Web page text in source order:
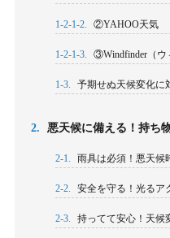
1-2-1-2. ②YAHOO天気
1-2-1-3. ③Windfinder（ウ
1-3. 予期せぬ天候変化に
2. 悪天候に備える！持ち
2-1. 雨具は必須！悪天候
2-2. 安全を守る！光るア
2-3. 持ってて安心！天候